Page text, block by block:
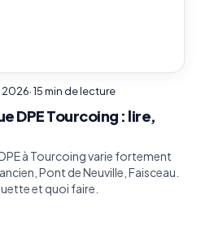
2026· 15 min de lecture
DPE Tourcoing : lire,
à Tourcoing varie fortement
Pont de Neuville, Faisceau.
et quoi faire.